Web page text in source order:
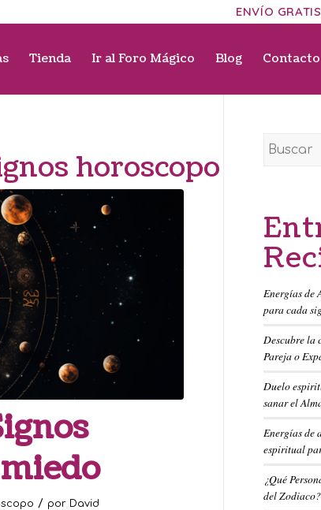
ENVÍO
Tienda Ir al Foro Mágico Blog Contacto
horoscopo
/ por David
Energías de
para cada
Descubre la
Pareja o
Duelo
sanar el
Energías de
espiritual
¿Qué
del Zodiaco?